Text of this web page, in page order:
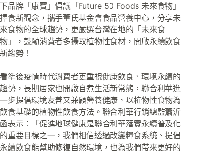
下品牌「康寶」倡議「Future 50 Foods 未來食物」
擇食新觀念，攜手董氏基金會食品營養中心，分享未
來食物的全球趨勢，更嚴選台灣在地的「未來食
物」，鼓勵消費者多攝取植物性食材，開啟永續飲食
新趨勢！
看準後疫情時代消費者更重視健康飲食、環境永續的
趨勢，長期居家也開啟自煮生活新常態，聯合利華進
一步提倡環境友善又兼顧營養健康，以植物性食物為
飲食基礎的植物性飲食方法。聯合利華行銷總監蕭沂
函表示：「促進地球健康是聯合利華落實永續普及化
的重要目標之一，我們相信透過改變糧食系統、提倡
永續飲食能幫助修復自然環境，也為我們帶來更好的